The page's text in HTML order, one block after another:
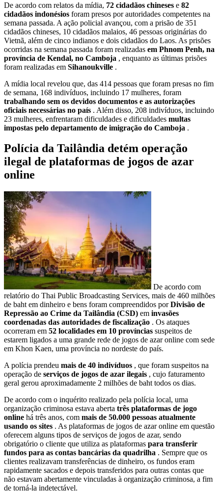
De acordo com relatos da mídia, 72 cidadãos chineses e 82
cidadãos indonésios foram presos por autoridades competentes na
semana passada. A ação policial avançou, com a prisão de 351
cidadãos chineses, 10 cidadãos malaios, 46 pessoas originárias do
Vietnã, além de cinco indianos e dois cidadãos do Laos. As prisões
ocorridas na semana passada foram realizadas em Phnom Penh, na
província de Kendal, no Camboja , enquanto as últimas prisões
foram realizadas em Sihanoukville .
A mídia local revelou que, das 414 pessoas que foram presas no fim
de semana, 168 indivíduos, incluindo 17 mulheres, foram
trabalhando sem os devidos documentos e as autorizações
oficiais necessárias no país . Além disso, 208 indivíduos, incluindo
23 mulheres, enfrentaram dificuldades e dificuldades multas
impostas pelo departamento de imigração do Camboja .
Polícia da Tailândia detém operação
ilegal de plataformas de jogos de azar
online
De acordo com
relatório do Thai Public Broadcasting Services, mais de 460 milhões
de baht em dinheiro e bens foram compreendidos porDivisão de
Repressão ao Crime da Tailândia (CSD) em invasões
coordenadas das autoridades de fiscalização . Os ataques
ocorreram em 52 localidades em 10 províncias suspeitos de
estarem ligados a uma grande rede de jogos de azar online com sede
em Khon Kaen, uma província no nordeste do país.
A polícia prendeu mais de 40 indivíduos , que foram suspeitos na
operação de serviços de jogos de azar ilegais , cujo faturamento
geral gerou aproximadamente 2 milhões de baht todos os dias.
De acordo com o inquérito realizado pela polícia local, uma
organização criminosa estava aberta três plataformas de jogo
online há três anos, com mais de 50.000 pessoas atualmente
usando os sites . As plataformas de jogos de azar online em questão
oferecem alguns tipos de serviços de jogos de azar, sendo
obrigatório o cliente que utiliza as plataformas para transferir
fundos para as contas bancárias da quadrilha . Sempre que os
clientes realizavam transferências de dinheiro, os fundos eram
rapidamente sacados e depois transferidos para outras contas que
não estavam abertamente vinculadas à organização criminosa, a fim
de torná-la indetectável.